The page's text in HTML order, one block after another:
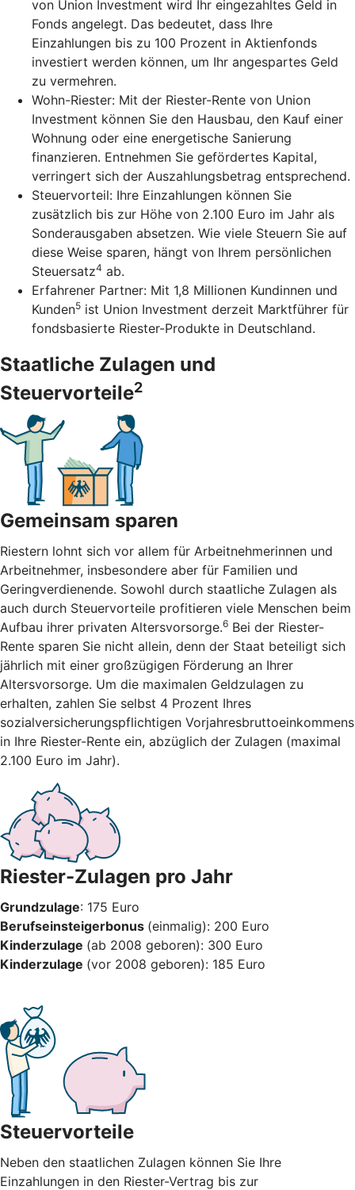
von Union Investment wird Ihr eingezahltes Geld in
Fonds angelegt. Das bedeutet, dass Ihre
Einzahlungen bis zu 100 Prozent in Aktienfonds
investiert werden können, um Ihr angespartes Geld
zu vermehren.
Wohn-Riester: Mit der Riester-Rente von Union
Investment können Sie den Hausbau, den Kauf einer
Wohnung oder eine energetische Sanierung
finanzieren. Entnehmen Sie gefördertes Kapital,
verringert sich der Auszahlungsbetrag entsprechend.
Steuervorteil: Ihre Einzahlungen können Sie
zusätzlich bis zur Höhe von 2.100 Euro im Jahr als
Sonderausgaben absetzen. Wie viele Steuern Sie auf
diese Weise sparen, hängt von Ihrem persönlichen
Steuersatz4 ab.
Erfahrener Partner: Mit 1,8 Millionen Kundinnen und
Kunden5 ist Union Investment derzeit Marktführer für
fondsbasierte Riester-Produkte in Deutschland.
Staatliche Zulagen und
Steuervorteile2
Gemeinsam sparen
Riestern lohnt sich vor allem für Arbeitnehmerinnen und
Arbeitnehmer, insbesondere aber für Familien und
Geringverdienende. Sowohl durch staatliche Zulagen als
auch durch Steuervorteile profitieren viele Menschen beim
Aufbau ihrer privaten Altersvorsorge.6 Bei der Riester-
Rente sparen Sie nicht allein, denn der Staat beteiligt sich
jährlich mit einer großzügigen Förderung an Ihrer
Altersvorsorge. Um die maximalen Geldzulagen zu
erhalten, zahlen Sie selbst 4 Prozent Ihres
sozialversicherungspflichtigen Vorjahresbruttoeinkommens
in Ihre Riester-Rente ein, abzüglich der Zulagen (maximal
2.100 Euro im Jahr).
Riester-Zulagen pro Jahr
Grundzulage: 175 Euro
Berufseinsteigerbonus (einmalig): 200 Euro
Kinderzulage (ab 2008 geboren): 300 Euro
Kinderzulage (vor 2008 geboren): 185 Euro
Steuervorteile
Neben den staatlichen Zulagen können Sie Ihre
Einzahlungen in den Riester-Vertrag bis zur